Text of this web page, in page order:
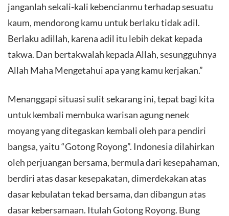
janganlah sekali-kali kebencianmu terhadap sesuatu
kaum, mendorong kamu untuk berlaku tidak adil.
Berlaku adillah, karena adil itu lebih dekat kepada
takwa. Dan bertakwalah kepada Allah, sesungguhnya
Allah Maha Mengetahui apa yang kamu kerjakan.”
​Menanggapi situasi sulit sekarang ini, tepat bagi kita
untuk kembali membuka warisan agung nenek
moyang yang ditegaskan kembali oleh para pendiri
bangsa, yaitu “Gotong Royong”. Indonesia dilahirkan
oleh perjuangan bersama, bermula dari kesepahaman,
berdiri atas dasar kesepakatan, dimerdekakan atas
dasar kebulatan tekad bersama, dan dibangun atas
dasar kebersamaan. Itulah Gotong Royong. Bung